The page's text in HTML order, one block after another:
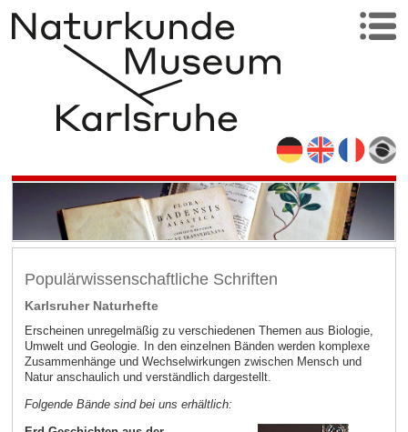
Populärwissenschaftliche Schriften
Karlsruher Naturhefte
Erscheinen unregelmäßig zu verschiedenen Themen aus Biologie,
Umwelt und Geologie. In den einzelnen Bänden werden komplexe
Zusammenhänge und Wechselwirkungen zwischen Mensch und
Natur anschaulich und verständlich dargestellt.
Folgende Bände sind bei uns erhältlich: